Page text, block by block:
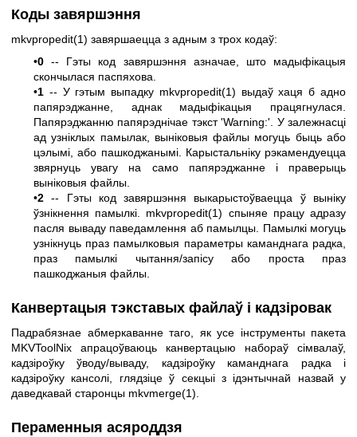
Коды завяршэння
mkvpropedit(1) завяршаецца з адным з трох кодаў:
•0 -- Гэты код завяршэння азначае, што мадыфікацыя
скончылася паспяхова.
•1 -- У гэтым выпадку mkvpropedit(1) выдаў хаця б адно
папярэджанне, аднак мадыфікацыя працягнулася.
Папярэджанню папярэднічае тэкст 'Warning:'. У залежнасці
ад узніклых памылак, выніковыя файлы могуць быць або
цэлымі, або пашкоджанымі. Карыстальніку рэкамендуецца
звярнуць увагу на само папярэджанне і праверыць
выніковыя файлы.
•2 -- Гэты код завяршэння выкарыстоўваецца ў выніку
ўзнікнення памылкі. mkvpropedit(1) спыняе працу адразу
пасля вываду паведамлення аб памылцы. Памылкі могуць
узнікнуць праз памылковыя параметры каманднага радка,
праз памылкі чытання/запісу або проста праз
пашкоджаныя файлы.
Канвертацыя тэкставых файлаў і кадзіровак
Падрабязнае абмеркаванне таго, як усе інструменты пакета
MKVToolNix апрацоўваюць канвертацыю набораў сімвалаў,
кадзіроўку ўводу/вываду, кадзіроўку каманднага радка і
кадзіроўку кансолі, глядзіце ў секцыі з ідэнтычнай назвай у
даведкавай старонцы mkvmerge(1).
Пераменныя асяроддзя